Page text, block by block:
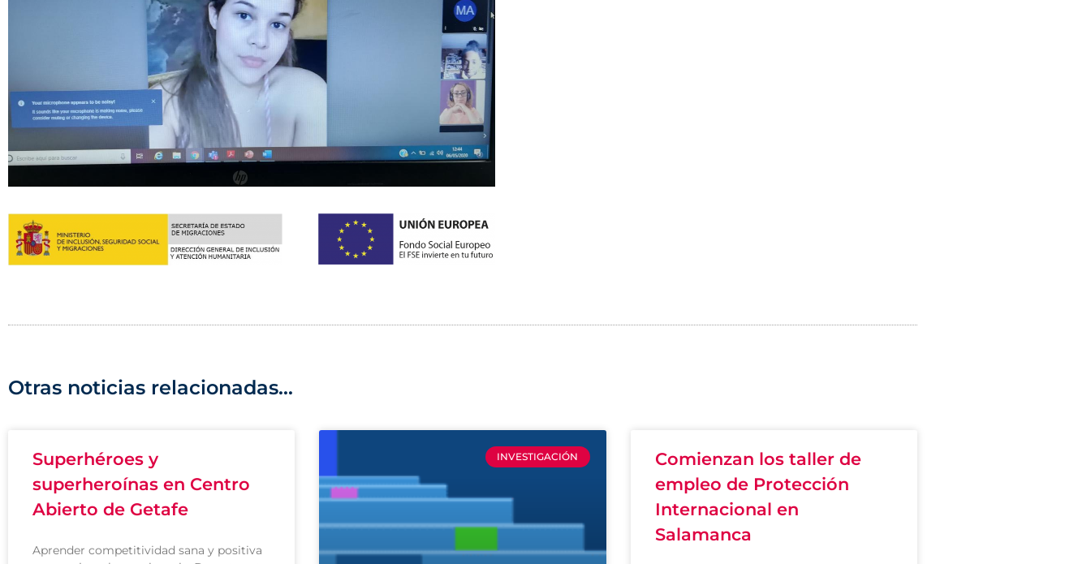
Otras noticias relacionadas...
Superhéroes y
superheroínas en Centro
Abierto de Getafe
Aprender competitividad sana y positiva
INVESTIGACIÓN
Comienzan los taller de
empleo de Protección
Internacional en
Salamanca